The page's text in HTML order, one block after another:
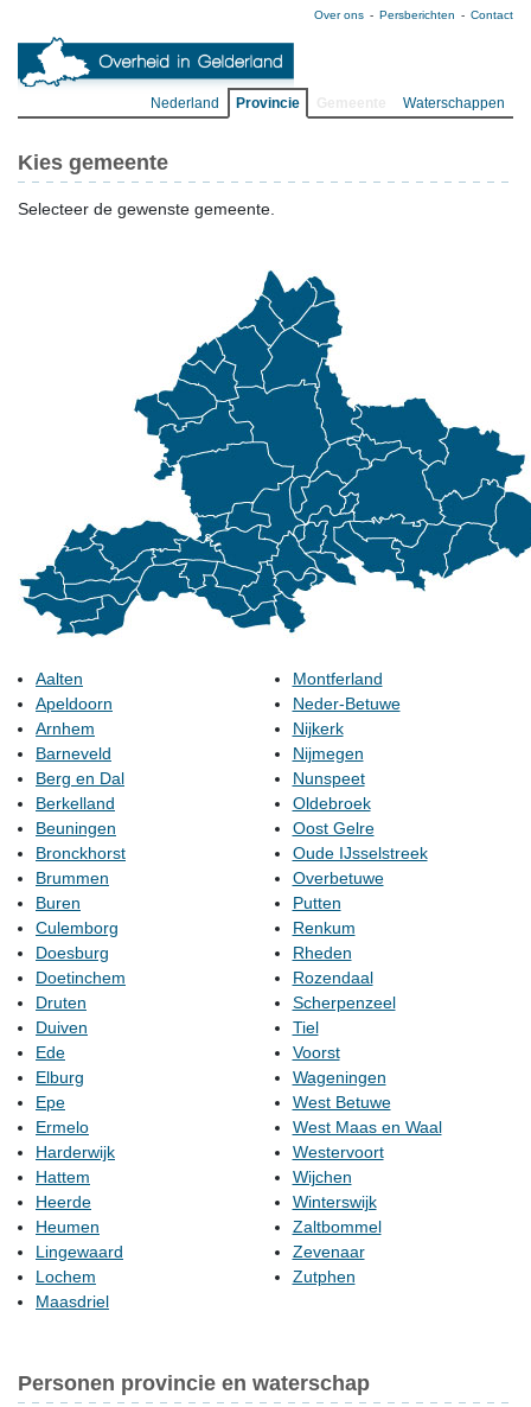
Over ons Persberichten Contact
Nederland Provincie Waterschappen
Kies gemeente
Selecteer de gewenste gemeente.
Aalten
Apeldoorn
Arnhem
Barneveld
Berg en Dal
Berkelland
Beuningen
Bronckhorst
Brummen
Buren
Culemborg
Doesburg
Doetinchem
Druten
Duiven
Ede
Elburg
Epe
Ermelo
Harderwijk
Hattem
Heerde
Heumen
Lingewaard
Lochem
Maasdriel
Montferland
Neder-Betuwe
Nijkerk
Nijmegen
Nunspeet
Oldebroek
Oost Gelre
Oude IJsselstreek
Overbetuwe
Putten
Renkum
Rheden
Rozendaal
Scherpenzeel
Tiel
Voorst
Wageningen
West Betuwe
West Maas en Waal
Westervoort
Wijchen
Winterswijk
Zaltbommel
Zevenaar
Zutphen
Personen provincie en waterschap